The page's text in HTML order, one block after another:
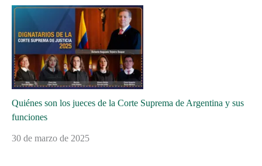
Quiénes son los jueces de la Corte Suprema de Argentina y sus
funciones
30 de marzo de 2025